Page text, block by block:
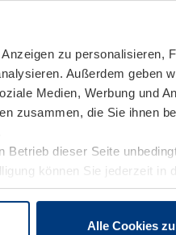
zu personalisieren,
Außerdem geben
Medien, Werbung und
zusammen, die Sie ihnen
dieser Seite
können Sie jederzeit in
widerrufen.
Alle Cookies
für Generationen von
15. Dezember 2026!
Angeboten